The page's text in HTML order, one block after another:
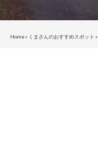
Home» くまさんのおすすめスポット »